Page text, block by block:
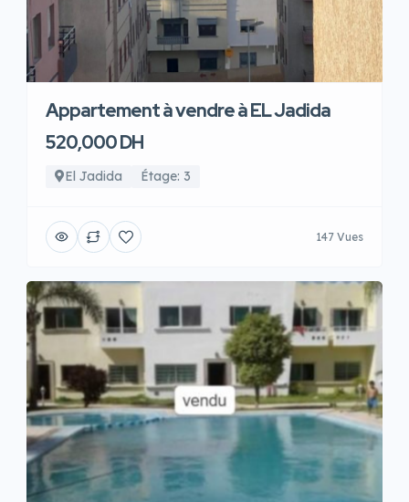
Appartement à vendre à EL Jadida
520,000 DH
El Jadida Étage: 3
147 Vues